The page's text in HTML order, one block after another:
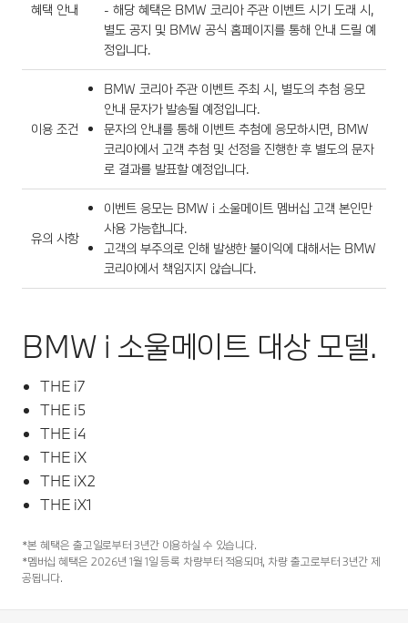
혜택 안내
- 해당 혜택은 BMW 코리아 주관 이벤트 시기 도래 시,
별도 공지 및 BMW 공식 홈페이지를 통해 안내 드릴 예
정입니다.
이용 조건
BMW 코리아 주관 이벤트 주최 시, 별도의 추첨 응모
안내 문자가 발송될 예정입니다.
문자의 안내를 통해 이벤트 추첨에 응모하시면, BMW
코리아에서 고객 추첨 및 선정을 진행한 후 별도의 문자
로 결과를 발표할 예정입니다.
유의 사항
이벤트 응모는 BMW i 소울메이트 멤버십 고객 본인만
사용 가능합니다.
고객의 부주의로 인해 발생한 불이익에 대해서는 BMW
코리아에서 책임지지 않습니다.
BMW i 소울메이트 대상 모델.
THE i7
THE i5
THE i4
THE iX
THE iX2
THE iX1
*본 혜택은 출고일로부터 3년간 이용하실 수 있습니다.
*멤버십 혜택은 2026년 1월 1일 등록 차량부터 적용되며, 차량 출고로부터 3년간 제
공됩니다.